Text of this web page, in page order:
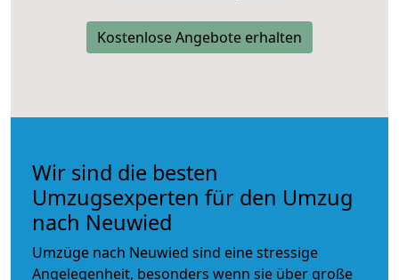
Kostenlose Angebote erhalten
Wir sind die besten
Umzugsexperten für den Umzug
nach Neuwied
Umzüge nach Neuwied sind eine stressige
Angelegenheit, besonders wenn sie über große